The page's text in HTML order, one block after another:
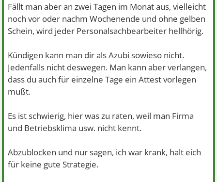
Fällt man aber an zwei Tagen im Monat aus, vielleicht
noch vor oder nachm Wochenende und ohne gelben
Schein, wird jeder Personalsachbearbeiter hellhörig.
Kündigen kann man dir als Azubi sowieso nicht.
Jedenfalls nicht deswegen. Man kann aber verlangen,
dass du auch für einzelne Tage ein Attest vorlegen
mußt.
Es ist schwierig, hier was zu raten, weil man Firma
und Betriebsklima usw. nicht kennt.
Abzublocken und nur sagen, ich war krank, halt eich
für keine gute Strategie.